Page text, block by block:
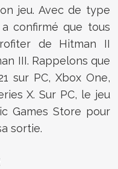
jeu. Avec de type
confirmé que tous
de Hitman II
III. Rappelons que
sur PC, Xbox One,
X. Sur PC, le jeu
Games Store pour
sortie.